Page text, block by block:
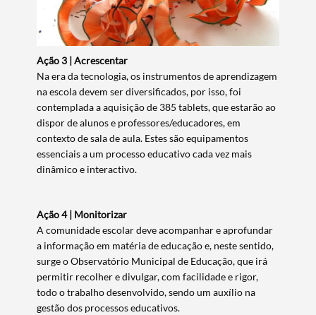
Filtros
Ação 3 | Acrescentar
Na era da tecnologia, os instrumentos de aprendizagem
na escola devem ser diversificados, por isso, foi
contemplada a aquisição de 385 tablets, que estarão ao
dispor de alunos e professores/educadores, em
contexto de sala de aula. Estes são equipamentos
essenciais a um processo educativo cada vez mais
dinâmico e interactivo.
Ação 4 | Monitorizar
A comunidade escolar deve acompanhar e aprofundar
a informação em matéria de educação e, neste sentido,
surge o Observatório Municipal de Educação, que irá
permitir recolher e divulgar, com facilidade e rigor,
todo o trabalho desenvolvido, sendo um auxílio na
gestão dos processos educativos.